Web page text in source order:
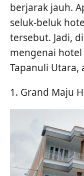
berjarak jauh.
seluk-beluk
tersebut. Jadi,
mengenai
Tapanuli
1. Grand Maju